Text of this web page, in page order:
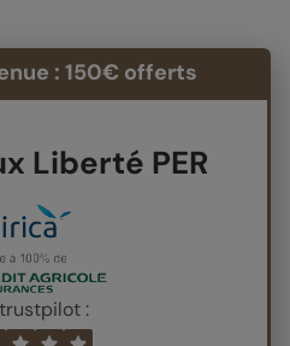
: 150€ offerts
Liberté PER
: